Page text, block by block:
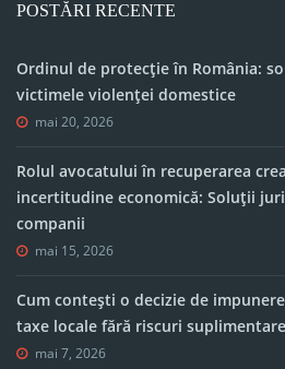
POSTĂRI RECENTE
Ordinul de protecție în România:
victimele violenței domestice
mai 20, 2026
Rolul avocatului în recuperarea
incertitudine economică: Soluții
companii
mai 15, 2026
Cum contești o decizie de
taxe locale fără riscuri suplimentare
mai 7, 2026